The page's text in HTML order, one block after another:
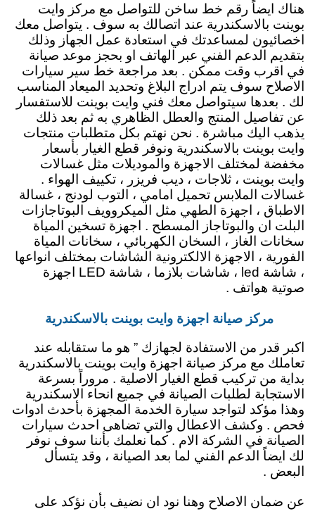
هناك ايضاً رقم خط ساخن للتواصل مع مركز وايت
بوينت بالاسكندرية عند اتصالك به سوف . يتواصل معك
اخصائيون لمساعدتك في استعادة عمل الجهاز وذلك
بتقديم الدعم الفني عبر الهاتف او بحجز موعد صيانة
في اقرب وقت ممكن . بعد مراجعة خط سير سيارات
الاصلاح سوف يتم ادراج البلاغ وتحديد الميعاد المناسب
لك . بعدها سيتواصل معك فني وايت بوينت للاستفسار
عن تفاصيل المنتج والعطل الظاهري به ثم بعد ذلك
يذهب اليك مباشرة . نحن نهتم بكل متطلبات منتجات
وايت بوينت بالاسكندرية ونوفر قطع الغيار بأسعار
مخفضة لمختلف الاجهزة والموديلات مثل غسالات
وايت بوينت ، ثلاجات ، ديب فريزر ، تكييف الهواء .
غسالات الملابس تحميل امامي ، التوب لودنج ، غسالة
الاطباق ، اجهزة الطهي مثل الميكروويف البوتاجازات
البلت ان والبوتاجاز المسطح . اجهزة تسخين المياة
سخانات الغاز ، السخان الكهربائي ، سخانات المياة
الفورية ، الاجهزة الالكترونية الشاشات بمختلف انواعها
، شاشة led ، شاشات بلازما ، شاشة LED اجهزة
صوتية هواتف .
مركز صيانة اجهزة وايت بوينت بالاسكندرية
اكبر قدر من الاستفادة لجهازك ” هو ما ستقابله عند
تعاملك مع مركز صيانة اجهزة وايت بوينت بالاسكندرية
بداية من تركيب قطع الغيار الاصلية . مروراً بسرعة
الاستجابة لطلبات الصيانة في جميع انحاء الاسكندرية
وهذا مؤكد لتواجد سيارة الخدمة المجهزة بأحدث ادوات
فحص . وكشف الاعطال والتي تضاهى احدث سيارات
الصيانة في الشركة الام . كما نعلمك بأننا سوف نوفر
لك ايضاً الدعم الفني لما بعد الصيانة ، وقد يتسأل
البعض .
عن ضمان الاصلاح وهنا نود ان نضيف بأن نؤكد على